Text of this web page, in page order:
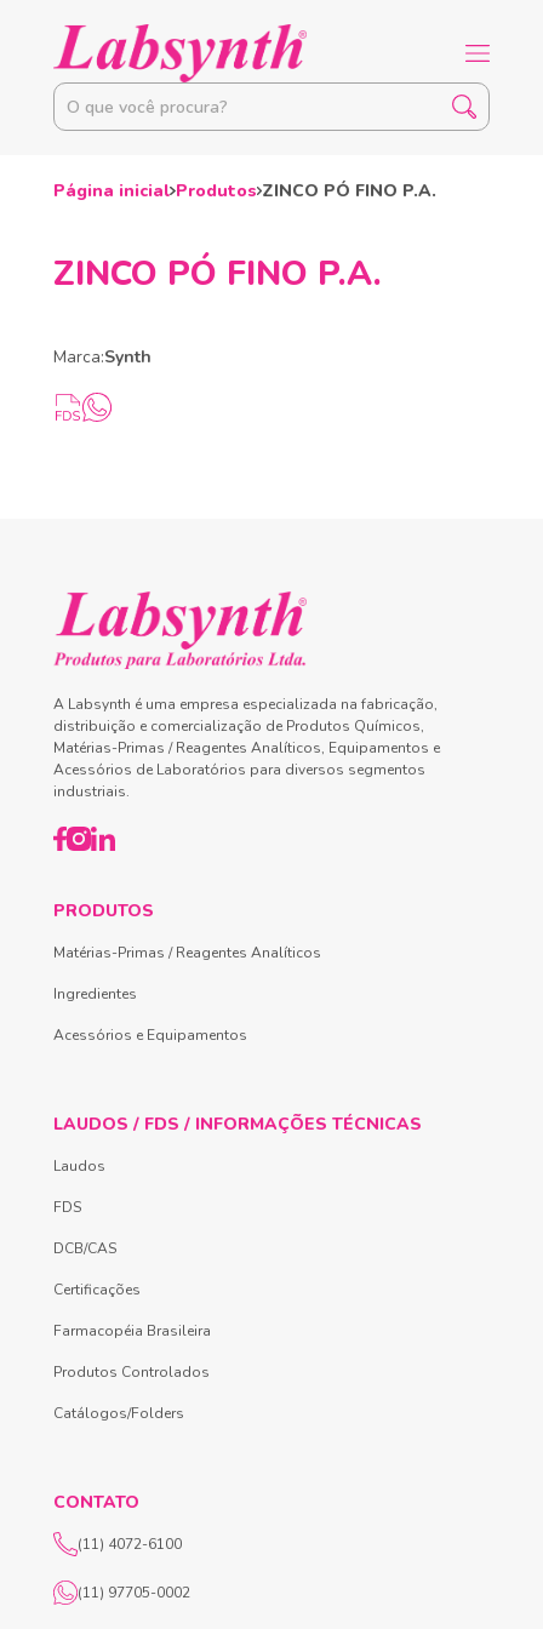
Página inicial Produtos ZINCO PÓ FINO P.A.
ZINCO PÓ FINO P.A.
Marca:Synth
A Labsynth é uma empresa especializada na fabricação,
distribuição e comercialização de Produtos Químicos,
Matérias-Primas / Reagentes Analíticos, Equipamentos e
Acessórios de Laboratórios para diversos segmentos
industriais.
PRODUTOS
Matérias-Primas / Reagentes Analíticos
Ingredientes
Acessórios e Equipamentos
LAUDOS / FDS / INFORMAÇÕES TÉCNICAS
Laudos
FDS
DCB/CAS
Certificações
Farmacopéia Brasileira
Produtos Controlados
Catálogos/Folders
CONTATO
(11) 4072-6100
(11) 97705-0002